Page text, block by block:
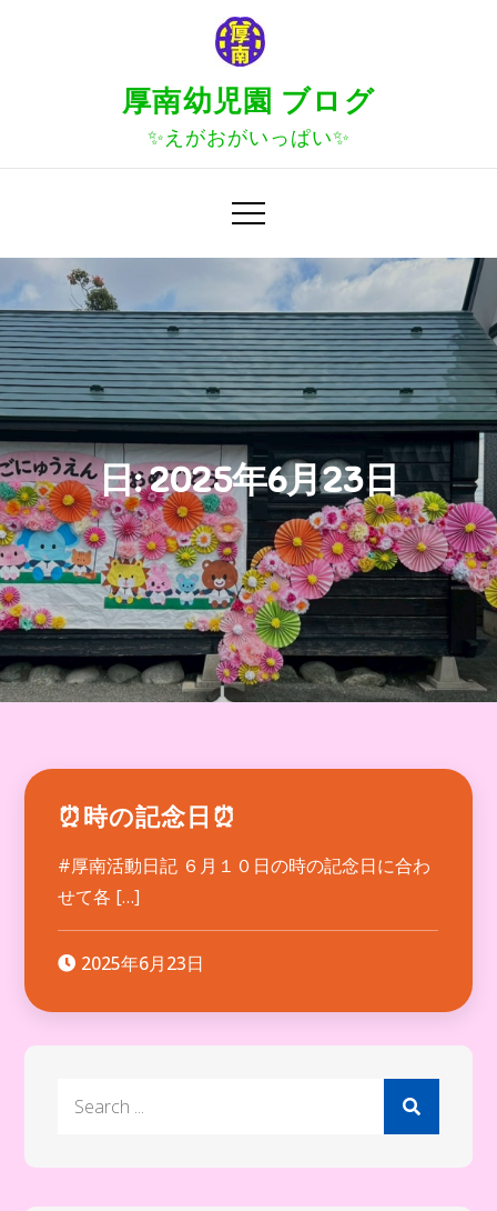
厚南幼児園 ブログ
✨えがおがいっぱい✨
日:2025年6月23日
⏰時の記念日⏰
#厚南活動日記 ６月１０日の時の記念日に合わ
せて各 […]
2025年6月23日